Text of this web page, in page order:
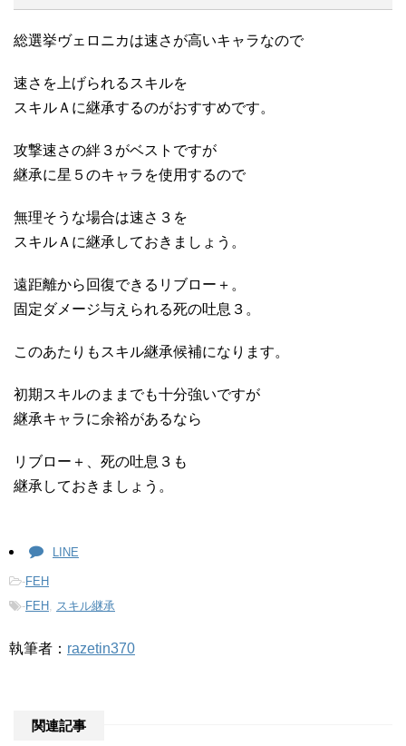
総選挙ヴェロニカは速さが高いキャラなので
速さを上げられるスキルを
スキルＡに継承するのがおすすめです。
攻撃速さの絆３がベストですが
継承に星５のキャラを使用するので
無理そうな場合は速さ３を
スキルＡに継承しておきましょう。
遠距離から回復できるリブロー＋。
固定ダメージ与えられる死の吐息３。
このあたりもスキル継承候補になります。
初期スキルのままでも十分強いですが
継承キャラに余裕があるなら
リブロー＋、死の吐息３も
継承しておきましょう。
LINE
-FEH
-FEH スキル継承
執筆者： razetin370
関連記事